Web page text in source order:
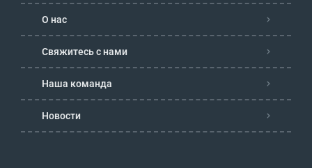
О нас
Свяжитесь с нами
Наша команда
Новости